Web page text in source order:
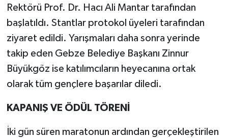
Rektörü Prof. Dr. Hacı Ali Mantar tarafından
başlatıldı. Stantlar protokol üyeleri tarafından
ziyaret edildi. Yarışmaları daha sonra yerinde
takip eden Gebze Belediye Başkanı Zinnur
Büyükgöz ise katılımcıların heyecanına ortak
olarak tüm gençlere başarılar diledi.
KAPANIŞ VE ÖDÜL TÖRENİ
İki gün süren maratonun ardından gerçekleştirilen